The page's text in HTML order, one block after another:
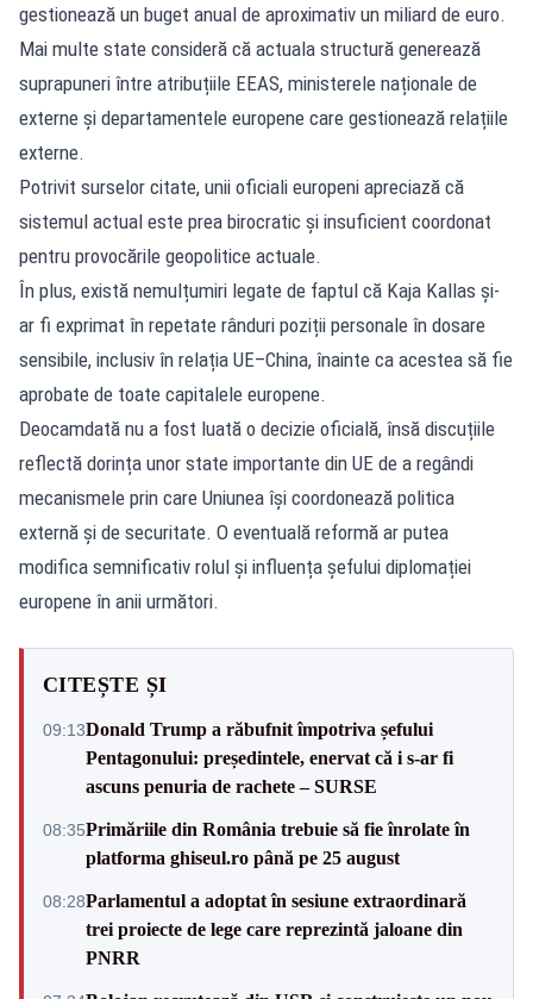
gestionează un buget anual de aproximativ un miliard de euro.
Mai multe state consideră că actuala structură generează
suprapuneri între atribuțiile EEAS, ministerele naționale de
externe și departamentele europene care gestionează relațiile
externe.
Potrivit surselor citate, unii oficiali europeni apreciază că
sistemul actual este prea birocratic și insuficient coordonat
pentru provocările geopolitice actuale.
În plus, există nemulțumiri legate de faptul că Kaja Kallas și-
ar fi exprimat în repetate rânduri poziții personale în dosare
sensibile, inclusiv în relația UE–China, înainte ca acestea să fie
aprobate de toate capitalele europene.
Deocamdată nu a fost luată o decizie oficială, însă discuțiile
reflectă dorința unor state importante din UE de a regândi
mecanismele prin care Uniunea își coordonează politica
externă și de securitate. O eventuală reformă ar putea
modifica semnificativ rolul și influența șefului diplomației
europene în anii următori.
CITEȘTE ȘI
09:13Donald Trump a răbufnit împotriva șefului
Pentagonului: președintele, enervat că i s-ar fi
ascuns penuria de rachete – SURSE
08:35Primăriile din România trebuie să fie înrolate în
platforma ghiseul.ro până pe 25 august
08:28Parlamentul a adoptat în sesiune extraordinară
trei proiecte de lege care reprezintă jaloane din
PNRR